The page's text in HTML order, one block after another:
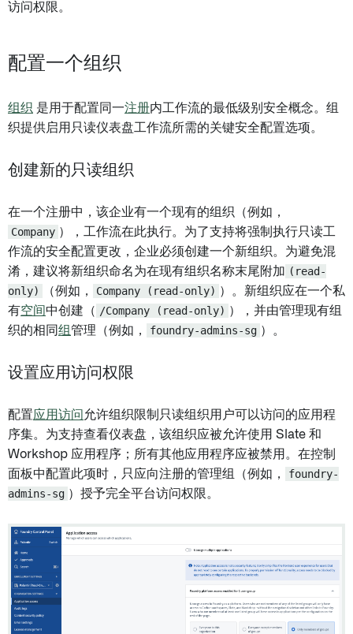
访问权限。
配置一个组织
组织 是用于配置同一注册内工作流的最低级别安全概念。组
织提供启用只读仪表盘工作流所需的关键安全配置选项。
创建新的只读组织
在一个注册中，该企业有一个现有的组织（例如，
Company ），工作流在此执行。为了支持将强制执行只读工
作流的安全配置更改，企业必须创建一个新组织。为避免混
淆，建议将新组织命名为在现有组织名称末尾附加 (read-
only)
（例如， Company (read-only) ）。新组织应在一个私
有空间 中创建（ /Company (read-only) ），并由管理现有组
织的相同 组管理（例如， foundry-admins-sg ）。
设置应用访问权限
配置应用访问 允许组织限制只读组织用户可以访问的应用程
序集。为支持查看仪表盘，该组织应被允许使用 Slate 和
Workshop 应用程序；所有其他应用程序应被禁用。在控制
面板中配置此项时，只应向注册的管理组（例如，
foundry-
admins-sg ）授予完全平台访问权限。